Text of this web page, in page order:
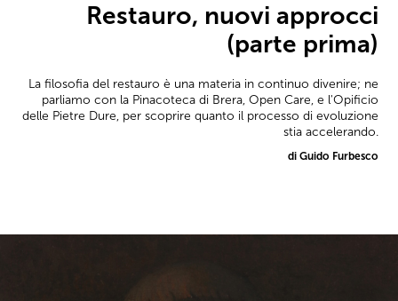
Restauro, nuovi approcci
(parte prima)
La filosofia del restauro è una materia in continuo divenire; ne
parliamo con la Pinacoteca di Brera, Open Care, e l'Opificio
delle Pietre Dure, per scoprire quanto il processo di evoluzione
stia accelerando.
di Guido Furbesco